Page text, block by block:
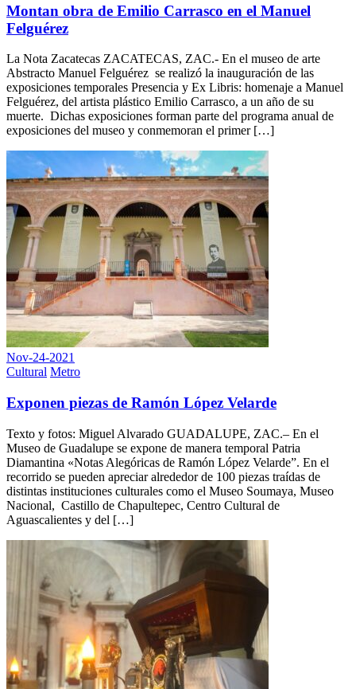
Montan obra de Emilio Carrasco en el Manuel
Felguérez
La Nota Zacatecas ZACATECAS, ZAC.- En el museo de arte
Abstracto Manuel Felguérez se realizó la inauguración de las
exposiciones temporales Presencia y Ex Libris: homenaje a Manuel
Felguérez, del artista plástico Emilio Carrasco, a un año de su
muerte. Dichas exposiciones forman parte del programa anual de
exposiciones del museo y conmemoran el primer […]
Nov-24-2021
Cultural Metro
Exponen piezas de Ramón López Velarde
Texto y fotos: Miguel Alvarado GUADALUPE, ZAC.– En el
Museo de Guadalupe se expone de manera temporal Patria
Diamantina «Notas Alegóricas de Ramón López Velarde”. En el
recorrido se pueden apreciar alrededor de 100 piezas traídas de
distintas instituciones culturales como el Museo Soumaya, Museo
Nacional, Castillo de Chapultepec, Centro Cultural de
Aguascalientes y del […]